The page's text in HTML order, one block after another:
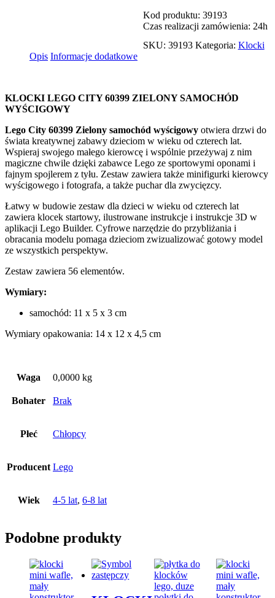
Kod produktu: 39193
Czas realizacji zamówienia: 24h
SKU: 39193 Kategoria: Klocki
Opis Informacje dodatkowe
KLOCKI LEGO CITY 60399 ZIELONY SAMOCHÓD
WYŚCIGOWY
Lego City 60399 Zielony samochód wyścigowy otwiera drzwi do
świata kreatywnej zabawy dzieciom w wieku od czterech lat.
Wspieraj swojego małego kierowcę i wspólnie przeżywaj z nim
magiczne chwile dzięki zabawce Lego ze sportowymi oponami i
fajnym spojlerem z tyłu. Zestaw zawiera także minifigurki kierowcy
wyścigowego i fotografa, a także puchar dla zwycięzcy.
Łatwy w budowie zestaw dla dzieci w wieku od czterech lat
zawiera klocek startowy, ilustrowane instrukcje i instrukcje 3D w
aplikacji Lego Builder. Cyfrowe narzędzie do przybliżania i
obracania modelu pomaga dzieciom zwizualizować gotowy model
ze wszystkich perspektyw.
Zestaw zawiera 56 elementów.
Wymiary:
samochód: 11 x 5 x 3 cm
Wymiary opakowania: 14 x 12 x 4,5 cm
Waga 0,0000 kg
Bohater Brak
Płeć Chłopcy
Producent Lego
Wiek 4-5 lat, 6-8 lat
Podobne produkty